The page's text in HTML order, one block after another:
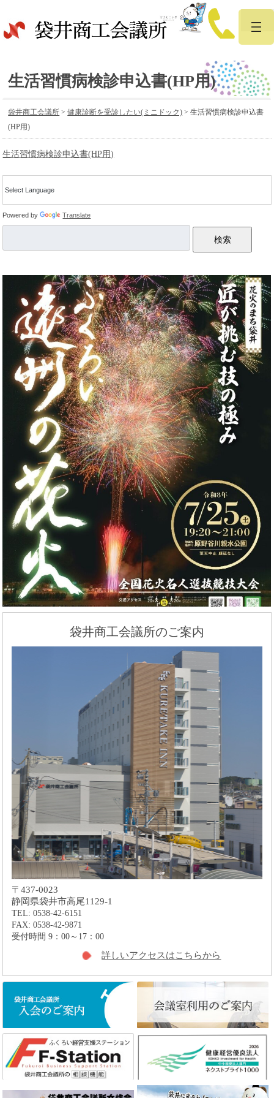
生活習慣病検診申込書(HP用)
袋井商工会議所 >健康診断を受診したい(ミニドック) >生活習慣病検診申込書
(HP用)
生活習慣病検診申込書(HP用)
Powered by Translate
検索
袋井商工会議所のご案内
〒437-0023
静岡県袋井市高尾1129-1
TEL: 0538-42-6151
FAX: 0538-42-9871
受付時間 9：00～17：00
詳しいアクセスはこちらから